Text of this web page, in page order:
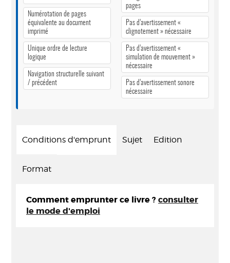
Numérotation de pages
équivalente au document
imprimé
Unique ordre de lecture
logique
Navigation structurelle suivant
/ précédent
pages
Pas d’avertissement «
clignotement » nécessaire
Pas d’avertissement «
simulation de mouvement »
nécessaire
Pas d’avertissement sonore
nécessaire
Conditions d'emprunt Sujet Edition
Format
Comment emprunter ce livre ? consulter
le mode d'emploi